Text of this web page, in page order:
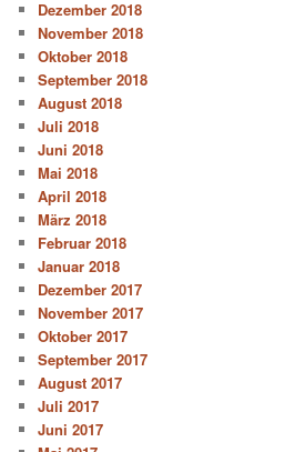
Dezember 2018
November 2018
Oktober 2018
September 2018
August 2018
Juli 2018
Juni 2018
Mai 2018
April 2018
März 2018
Februar 2018
Januar 2018
Dezember 2017
November 2017
Oktober 2017
September 2017
August 2017
Juli 2017
Juni 2017